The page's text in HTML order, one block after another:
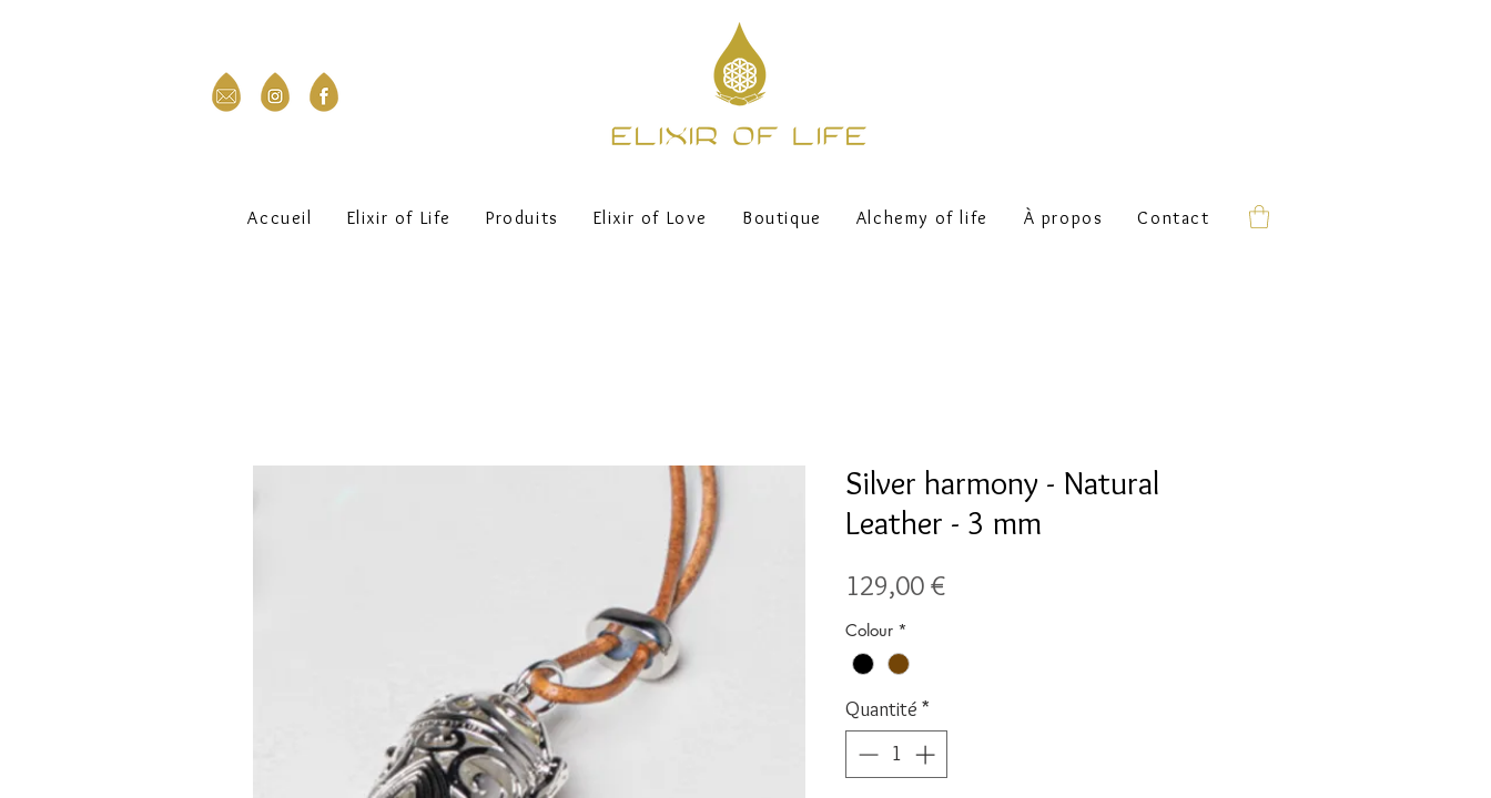
Accueil Elixir of Life Produits Elixir of Love Boutique Alchemy of life À propos Contact
Silver harmony - Natural
Leather - 3 mm
129,00 €Prix
Colour *
Quantité *